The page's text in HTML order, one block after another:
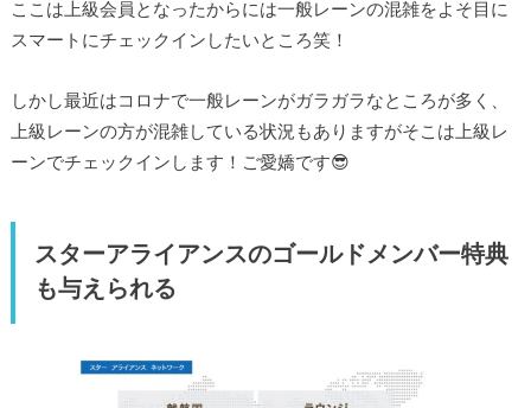
ここは上級会員となったからには一般レーンの混雑をよそ目に
スマートにチェックインしたいところ笑！
しかし最近はコロナで一般レーンがガラガラなところが多く、
上級レーンの方が混雑している状況もありますがそこは上級レ
ーンでチェックインします！ご愛嬌です😎
スターアライアンスのゴールドメンバー特典
も与えられる